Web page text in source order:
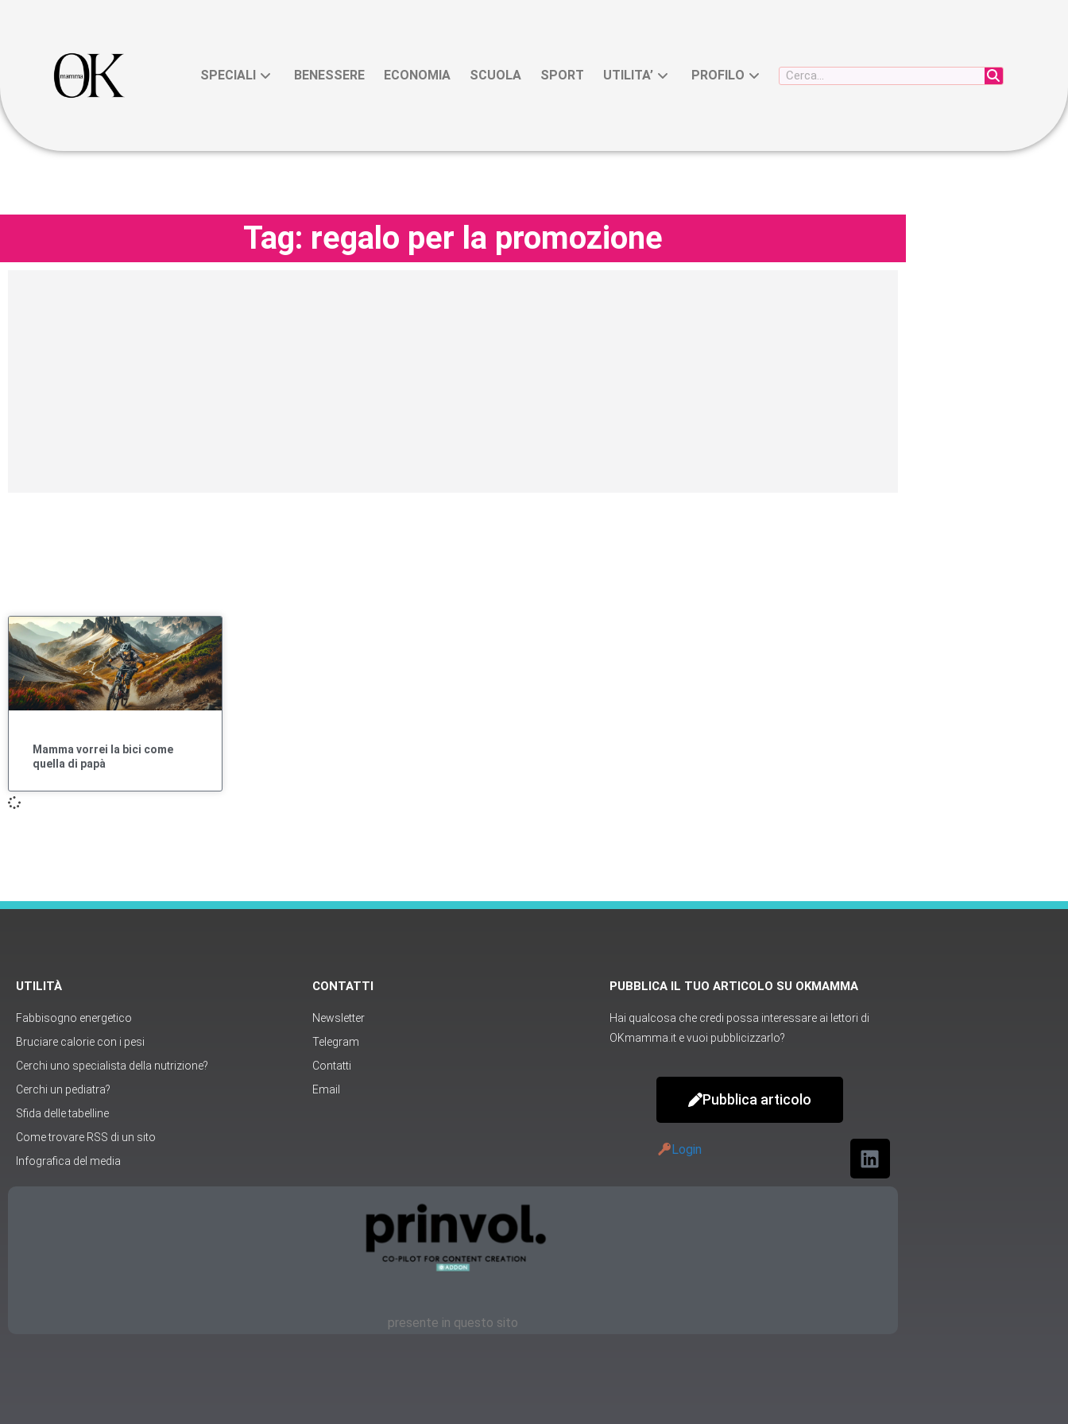
SPECIALI BENESSERE ECONOMIA SCUOLA SPORT UTILITA’ PROFILO
Tag: regalo per la promozione
Mamma vorrei la bici come
quella di papà
UTILITÀ
Fabbisogno energetico
Bruciare calorie con i pesi
Cerchi uno specialista della nutrizione?
Cerchi un pediatra?
Sfida delle tabelline
Come trovare RSS di un sito
Infografica del media
CONTATTI
Newsletter
Telegram
Contatti
Email
PUBBLICA IL TUO ARTICOLO SU OKMAMMA
Hai qualcosa che credi possa interessare ai lettori di
OKmamma.it e vuoi pubblicizzarlo?
Pubblica articolo
Login
presente in questo sito